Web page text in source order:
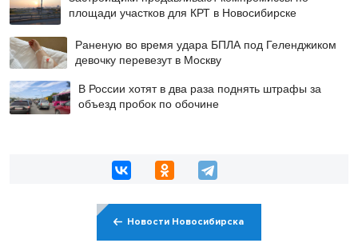
площади участков для КРТ в Новосибирске
Раненую во время удара БПЛА под Геленджиком
девочку перевезут в Москву
В России хотят в два раза поднять штрафы за
объезд пробок по обочине
Новости Новосибирска